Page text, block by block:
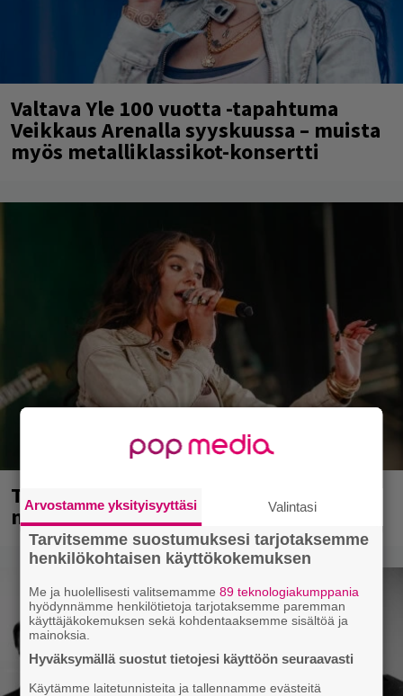
Valtava Yle 100 vuotta -tapahtuma
Veikkaus Arenalla syyskuussa – muista
myös metalliklassikot-konsertti
Tampereella sunnuntaina superpäivä –
nämä artistit mukana
Arvostamme yksityisyyttäsi Valintasi
Tarvitsemme suostumuksesi tarjotaksemme
henkilökohtaisen käyttökokemuksen
Me ja huolellisesti valitsemamme89 teknologiakumppania
hyödynnämme henkilötietoja tarjotaksemme paremman
käyttäjäkokemuksen sekä kohdentaaksemme sisältöä ja
mainoksia.
Hyväksymällä suostut tietojesi käyttöön seuraavasti
Käytämme laitetunnisteita ja tallennamme evästeitä